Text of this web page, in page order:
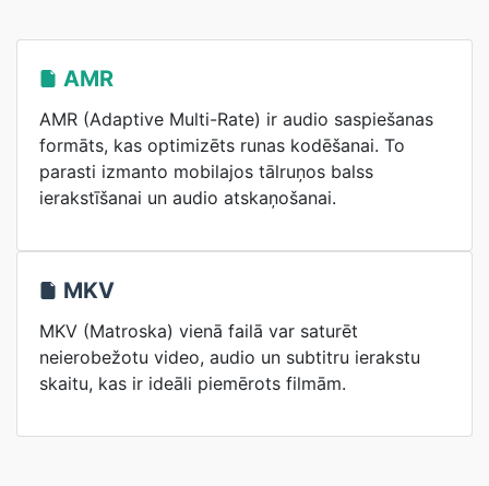
AMR
AMR (Adaptive Multi-Rate) ir audio saspiešanas
formāts, kas optimizēts runas kodēšanai. To
parasti izmanto mobilajos tālruņos balss
ierakstīšanai un audio atskaņošanai.
MKV
MKV (Matroska) vienā failā var saturēt
neierobežotu video, audio un subtitru ierakstu
skaitu, kas ir ideāli piemērots filmām.